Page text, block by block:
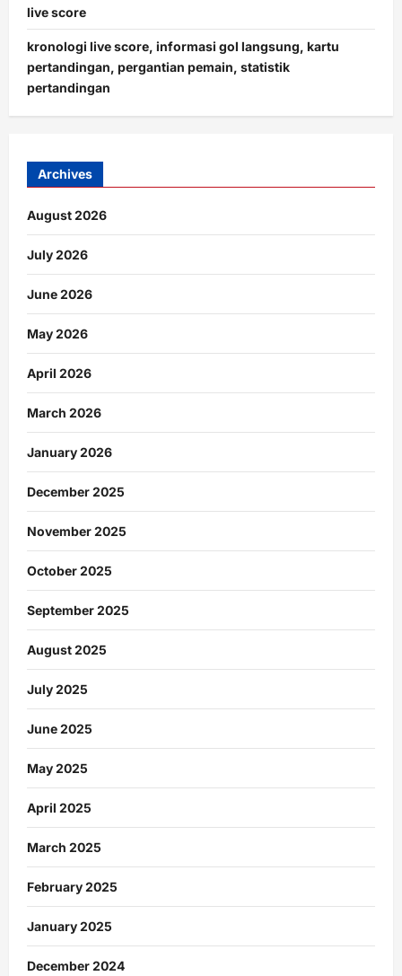
live score
kronologi live score, informasi gol langsung, kartu
pertandingan, pergantian pemain, statistik
pertandingan
Archives
August 2026
July 2026
June 2026
May 2026
April 2026
March 2026
January 2026
December 2025
November 2025
October 2025
September 2025
August 2025
July 2025
June 2025
May 2025
April 2025
March 2025
February 2025
January 2025
December 2024